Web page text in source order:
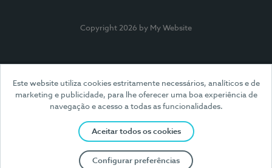
Este website utiliza cookies estritamente necessários, analíticos e de
marketing e publicidade, para lhe oferecer uma boa experiência de
navegação e acesso a todas as funcionalidades.
Aceitar todos os cookies
Configurar preferências
Copyright 2026 by My Website